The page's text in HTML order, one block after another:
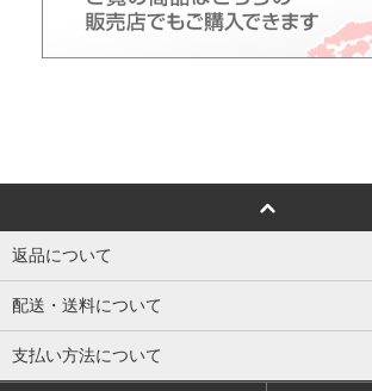
返品について
配送・送料について
支払い方法について